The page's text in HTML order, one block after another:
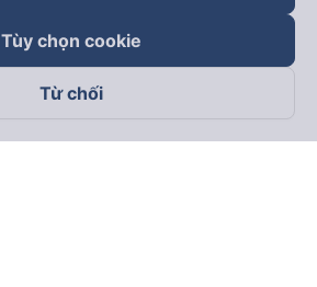
Tùy chọn cookie
Từ chối